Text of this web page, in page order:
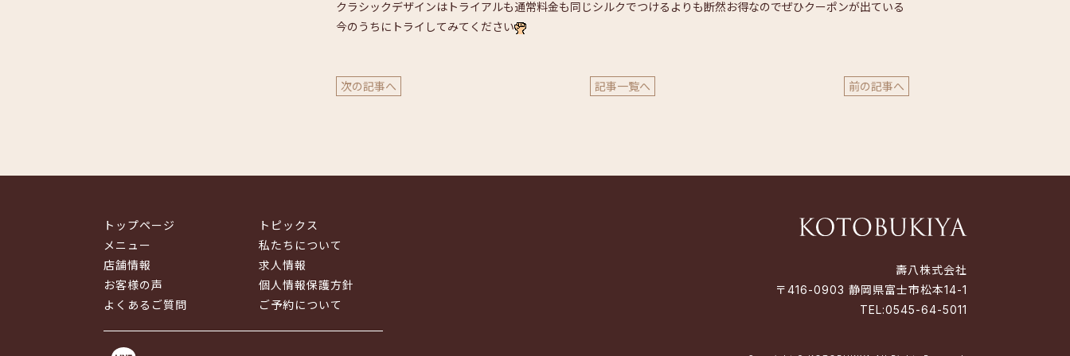
クラシックデザインはトライアルも通常料金も同じシルクでつけるよりも断然お得なのでぜひクーポンが出ている
今のうちにトライしてみてください
次の記事へ 記事一覧へ 前の記事へ
トップページ
メニュー
店舗情報
お客様の声
よくあるご質問
トピックス
私たちについて
求人情報
個人情報保護方針
ご予約について
壽八株式会社
〒416-0903 静岡県富士市松本14-1
TEL:0545-64-5011